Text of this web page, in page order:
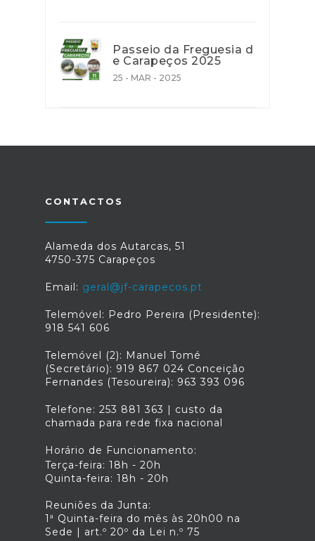
Passeio da Freguesia d
e Carapeços 2025
25 - MAR - 2025
CONTACTOS
Alameda dos Autarcas, 51
4750-375 Carapeços
Email: geral@jf-carapecos.pt
Telemóvel: Pedro Pereira (Presidente):
918 541 606
Telemóvel (2): Manuel Tomé
(Secretário): 919 867 024 Conceição
Fernandes (Tesoureira): 963 393 096
Telefone: 253 881 363 | custo da
chamada para rede fixa nacional
Horário de Funcionamento:
Terça-feira: 18h - 20h
Quinta-feira: 18h - 20h
Reuniões da Junta:
1ª Quinta-feira do mês às 20h00 na
Sede | art.º 20º da Lei n.º 75